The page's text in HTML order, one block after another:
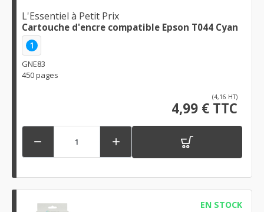
L'Essentiel à Petit Prix
Cartouche d'encre compatible Epson T044 Cyan
1
GNE83
450 pages
(4,16 HT)
4,99 € TTC
 
EN STOCK